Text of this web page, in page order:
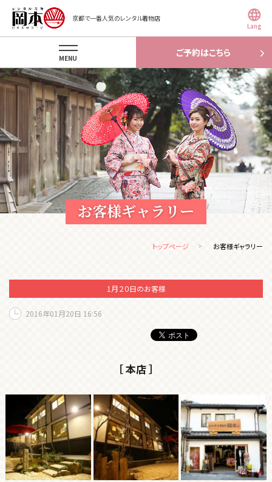
京都で一番人気のレンタル着物店
Lang
ご予約はこちら
MENU
お客様ギャラリー
トップページ お客様ギャラリー
1月２０日のお客様
2016年01月20日 16:56
［ 本店 ］